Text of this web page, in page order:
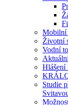
Mobilní
Životní
Vodní
Hlášení
Studie